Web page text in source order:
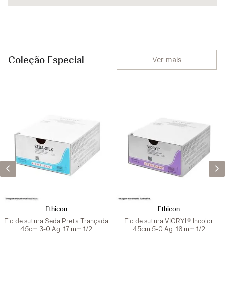
Coleção Especial Ver mais
Ethicon
Fio de sutura Seda Preta Trançada
45cm 3-0 Ag. 17 mm 1/2
Ethicon
Fio de sutura VICRYL® Incolor
45cm 5-0 Ag. 16 mm 1/2